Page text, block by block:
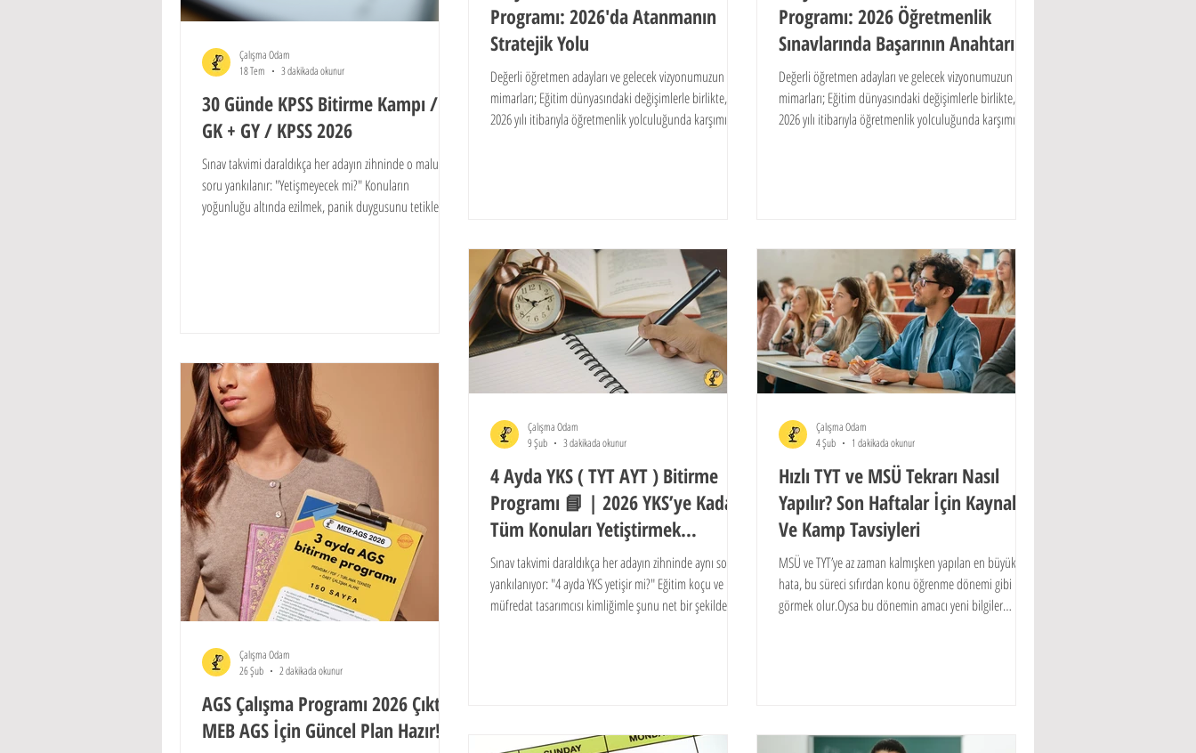
30 Günde KPSS Bitirme Kampı /
GK + GY / KPSS 2026
Sınav takvimi daraldıkça her adayın zihninde o malum
soru yankılanır: "Yetişmeyecek mi?" Konuların
yoğunluğu altında ezilmek, panik duygusunu tetikler;
Çalışma Odam
18 Tem
3 dakikada okunur
Programı: 2026'da Atanmanın
Stratejik Yolu
Değerli öğretmen adayları ve gelecek vizyonumuzun
mimarları; Eğitim dünyasındaki değişimlerle birlikte,
2026 yılı itibarıyla öğretmenlik yolculuğunda karşımıza
dönüşebileceğini kanıtlıyoruz.
Programı: 2026 Öğretmenlik
Sınavlarında Başarının Anahtarı
Değerli öğretmen adayları ve gelecek vizyonumuzun
mimarları; Eğitim dünyasındaki değişimlerle birlikte,
2026 yılı itibarıyla öğretmenlik yolculuğunda karşımıza
dönüşebileceğini kanıtlıyoruz.
AGS Çalışma Programı 2026 Çıktı –
MEB AGS İçin Güncel Plan Hazır!
Çalışma Odam
26 Şub
2 dakikada okunur
4 Ayda YKS ( TYT AYT ) Bitirme
Programı 📘 | 2026 YKS’ye Kadar
Tüm Konuları Yetiştirmek
Mümkün mü?
Sınav takvimi daraldıkça her adayın zihninde aynı soru
yankılanıyor: "4 ayda YKS yetişir mi?" Eğitim koçu ve
müfredat tasarımcısı kimliğimle şunu net bir şekilde
Çalışma Odam
9 Şub
3 dakikada okunur
Hızlı TYT ve MSÜ Tekrarı Nasıl
Yapılır? Son Haftalar İçin Kaynak
Ve Kamp Tavsiyleri
MSÜ ve TYT’ye az zaman kalmışken yapılan en büyük
hata, bu süreci sıfırdan konu öğrenme dönemi gibi
görmek olur.Oysa bu dönemin amacı yeni bilgiler
Çalışma Odam
4 Şub
1 dakikada okunur